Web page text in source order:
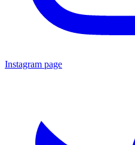
Instagram page